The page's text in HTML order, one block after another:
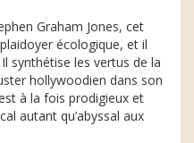
Graham Jones, cet
écologique, et il
synthétise les vertus de la
hollywoodien dans son
à la fois prodigieux et
autant qu’abyssal aux